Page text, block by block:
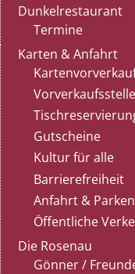
Dunkelrestaurant
Termine
Karten & Anfahrt
Gutscheine
Kultur für alle
Barrierefreiheit
Anfahrt & Parken
Öffentliche
Die Rosenau
Gönner /